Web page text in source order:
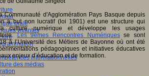
orale
vivantes
informationnelles
des médias
Communauté d'Agglomération Pays Basque depuis
à but non lucratif (loi 1901) est une structure qui
culture numérique et développe les usages
Les 9èmes Rencontres Numériquesse sont
à l’Université des Métiers de Bayonne où ont été
pédagogiques et initiatives éducatives
enjeux d’éducation et de formation.